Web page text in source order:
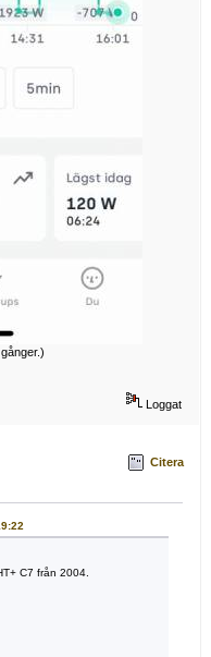
Loggat
Citera
C7 från 2004.